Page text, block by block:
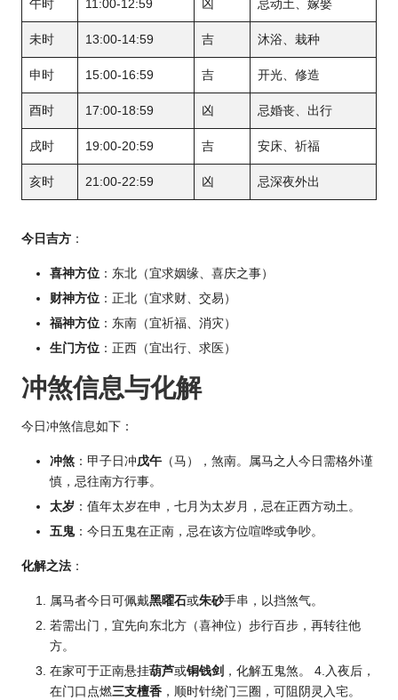
午时 11:00-12:59 凶 忌动土、嫁娶
未时 13:00-14:59 吉 沐浴、栽种
申时 15:00-16:59 吉 开光、修造
酉时 17:00-18:59 凶 忌婚丧、出行
戌时 19:00-20:59 吉 安床、祈福
亥时 21:00-22:59 凶 忌深夜外出
今日吉方 ：
喜神方位 ：东北（宜求姻缘、喜庆之事）
财神方位 ：正北（宜求财、交易）
福神方位 ：东南（宜祈福、消灾）
生门方位 ：正西（宜出行、求医）
冲煞信息与化解
今日冲煞信息如下：
冲煞 ：甲子日冲戊午 （马），煞南。属马之人今日需格外谨
慎，忌往南方行事。
太岁 ：值年太岁在申，七月为太岁月，忌在正西方动土。
五鬼：今日五鬼在正南，忌在该方位喧哗或争吵。
化解之法 ：
属马者今日可佩戴黑曜石或朱砂手串，以挡煞气。
若需出门，宜先向东北方（喜神位）步行百步，再转往他
方。
在家可于正南悬挂葫芦或铜钱剑 ，化解五鬼煞。 4.入夜后，
在门口点燃三支檀香 ，顺时针绕门三圈，可阻阴灵入宅。